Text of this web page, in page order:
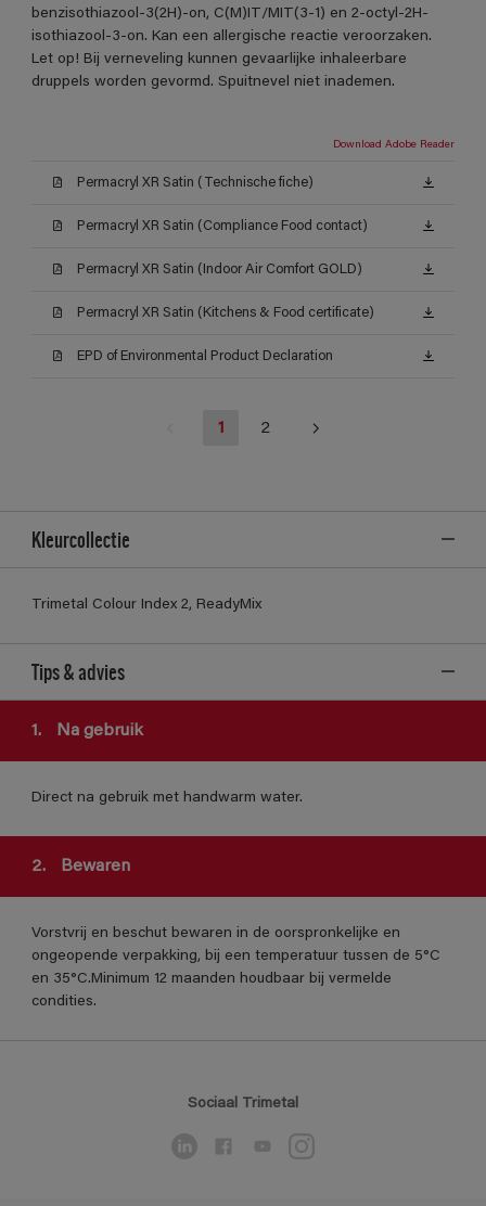
benzisothiazool-3(2H)-on, C(M)IT/MIT(3-1) en 2-octyl-2H-
isothiazool-3-on. Kan een allergische reactie veroorzaken.
Let op! Bij verneveling kunnen gevaarlijke inhaleerbare
druppels worden gevormd. Spuitnevel niet inademen.
Download Adobe Reader
Permacryl XR Satin (Technische fiche)
Permacryl XR Satin (Compliance Food contact)
Permacryl XR Satin (Indoor Air Comfort GOLD)
Permacryl XR Satin (Kitchens & Food certificate)
EPD of Environmental Product Declaration
1 2
Kleurcollectie
Trimetal Colour Index 2, ReadyMix
Tips & advies
1. Na gebruik
Direct na gebruik met handwarm water.
2. Bewaren
Vorstvrij en beschut bewaren in de oorspronkelijke en
ongeopende verpakking, bij een temperatuur tussen de 5°C
en 35°C.Minimum 12 maanden houdbaar bij vermelde
condities.
Sociaal Trimetal